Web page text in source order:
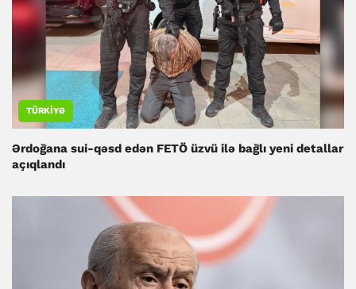
TÜRKIYƏ
Ərdoğana sui-qəsd edən FETÖ üzvü ilə bağlı yeni detallar
açıqlandı